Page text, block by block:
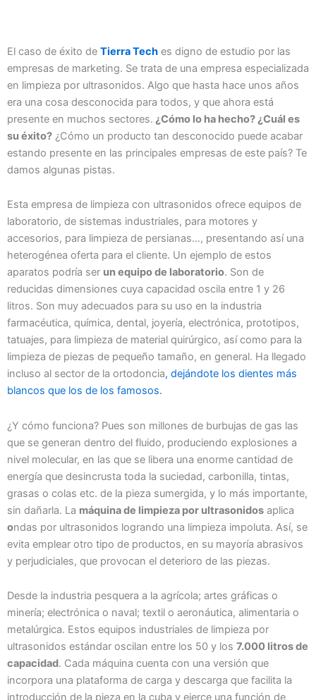
El caso de éxito de Tierra Tech es digno de estudio por las
empresas de marketing. Se trata de una empresa especializada
en limpieza por ultrasonidos. Algo que hasta hace unos años
era una cosa desconocida para todos, y que ahora está
presente en muchos sectores. ¿Cómo lo ha hecho? ¿Cuál es
su éxito? ¿Cómo un producto tan desconocido puede acabar
estando presente en las principales empresas de este país? Te
damos algunas pistas.
Esta empresa de limpieza con ultrasonidos ofrece equipos de
laboratorio, de sistemas industriales, para motores y
accesorios, para limpieza de persianas…, presentando así una
heterogénea oferta para el cliente. Un ejemplo de estos
aparatos podría ser un equipo de laboratorio. Son de
reducidas dimensiones cuya capacidad oscila entre 1 y 26
litros. Son muy adecuados para su uso en la industria
farmacéutica, química, dental, joyería, electrónica, prototipos,
tatuajes, para limpieza de material quirúrgico, así como para la
limpieza de piezas de pequeño tamaño, en general. Ha llegado
incluso al sector de la ortodoncia, dejándote los dientes más
blancos que los de los famosos.
¿Y cómo funciona? Pues son millones de burbujas de gas las
que se generan dentro del fluido, produciendo explosiones a
nivel molecular, en las que se libera una enorme cantidad de
energía que desincrusta toda la suciedad, carbonilla, tintas,
grasas o colas etc. de la pieza sumergida, y lo más importante,
sin dañarla. La máquina de limpieza por ultrasonidos aplica
ondas por ultrasonidos logrando una limpieza impoluta. Así, se
evita emplear otro tipo de productos, en su mayoría abrasivos
y perjudiciales, que provocan el deterioro de las piezas.
Desde la industria pesquera a la agrícola; artes gráficas o
minería; electrónica o naval; textil o aeronáutica, alimentaria o
metalúrgica. Estos equipos industriales de limpieza por
ultrasonidos estándar oscilan entre los 50 y los 7.000 litros de
capacidad. Cada máquina cuenta con una versión que
incorpora una plataforma de carga y descarga que facilita la
introducción de la pieza en la cuba y ejerce una función de